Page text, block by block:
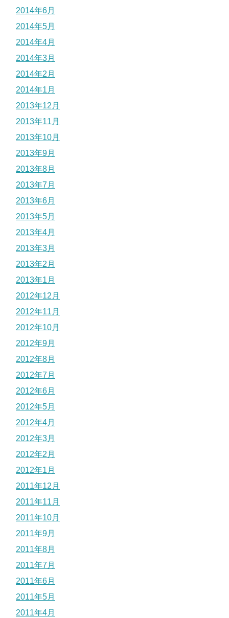
2014年6月
2014年5月
2014年4月
2014年3月
2014年2月
2014年1月
2013年12月
2013年11月
2013年10月
2013年9月
2013年8月
2013年7月
2013年6月
2013年5月
2013年4月
2013年3月
2013年2月
2013年1月
2012年12月
2012年11月
2012年10月
2012年9月
2012年8月
2012年7月
2012年6月
2012年5月
2012年4月
2012年3月
2012年2月
2012年1月
2011年12月
2011年11月
2011年10月
2011年9月
2011年8月
2011年7月
2011年6月
2011年5月
2011年4月